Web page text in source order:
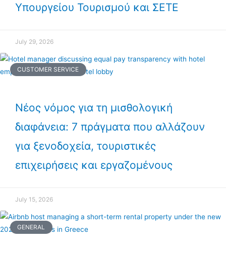
Υπουργείου Τουρισμού και ΣΕΤΕ
July 29, 2026
CUSTOMER SERVICE
Νέος νόμος για τη μισθολογική
διαφάνεια: 7 πράγματα που αλλάζουν
για ξενοδοχεία, τουριστικές
επιχειρήσεις και εργαζομένους
July 15, 2026
GENERAL